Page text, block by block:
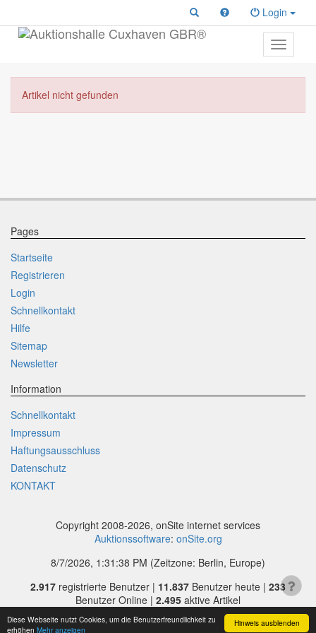
Hinweis ausblenden
Diese Webseite nutzt Cookies, um die Benutzerfreundlichkeit zu
erhöhen Mehr anzeigen
Login
Toggle
primary
Artikel nicht gefunden
Pages
Startseite
Registrieren
Login
Schnellkontakt
Hilfe
Sitemap
Newsletter
Information
Schnellkontakt
Impressum
Haftungsausschluss
Datenschutz
KONTAKT
Copyright 2008-2026, onSite internet services
Auktionssoftware: onSite.org
8/7/2026, 1:31:38 PM (Zeitzone: Berlin, Europe)
2.917 registrierte Benutzer | 11.837 Benutzer heute | 233
Benutzer Online | 2.495 aktive Artikel